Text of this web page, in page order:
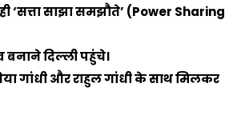
‘सत्ता साझा समझौते’ (Power Sharing
बनाने दिल्ली पहुंचे।
गांधी और राहुल गांधी के साथ मिलकर